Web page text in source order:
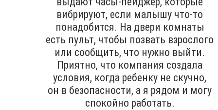
вибрируют, если малышу что-то
понадобится. На двери комнаты
есть пульт, чтобы позвать взрослого
или сообщить, что нужно выйти.
Приятно, что компания создала
условия, когда ребенку не скучно,
он в безопасности, а я рядом и могу
спокойно работать.